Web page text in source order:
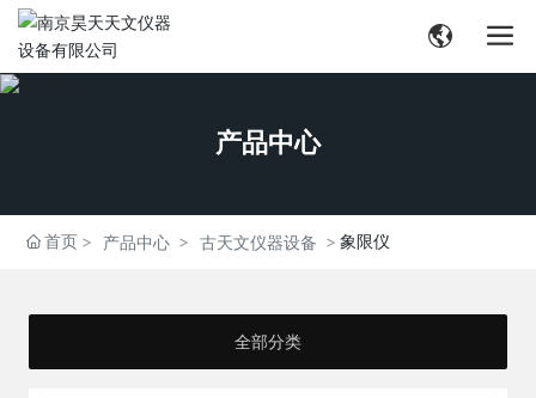
产品中心
首页 产品中心 古天文仪器设备 象限仪
全部分类